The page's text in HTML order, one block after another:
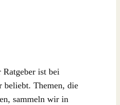
ist bei
beliebt. Themen, die
sammeln wir in